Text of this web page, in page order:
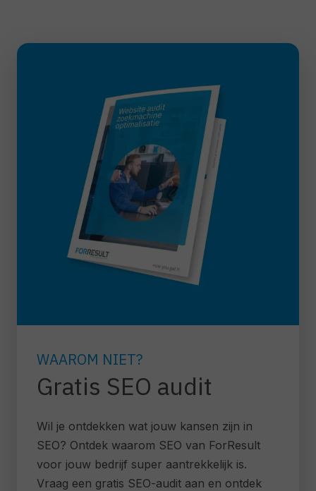
WAAROM NIET?
Gratis SEO audit
Wil je ontdekken wat jouw kansen zijn in
SEO? Ontdek waarom SEO van ForResult
voor jouw bedrijf super aantrekkelijk is.
Vraag een gratis SEO-audit aan en ontdek